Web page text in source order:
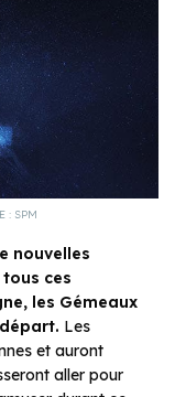
: SPM
nouvelles
ces
les Gémeaux
Les
et auront
aller pour